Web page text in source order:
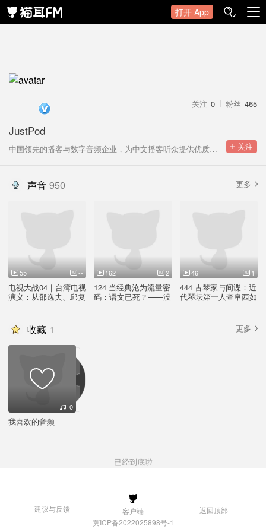
打开 App
粉丝 465
关注 0
JustPod
中国领先的播客与数字音频企业，为中文播客听众提供优质音频内容。 关注
声音 950 更多
电视大战04｜台湾电视
演义：从邵逸夫、邱复
55 --
124 当经典沦为流量密
码：语文已死？——没
162 2
444 古琴家与间谍：近
代琴坛第一人查阜西如
46 1
收藏 1 更多
0
我喜欢的音频
- 已经到底啦 -
建议与反馈 客户端
返回顶部
冀ICP备2022025898号-1